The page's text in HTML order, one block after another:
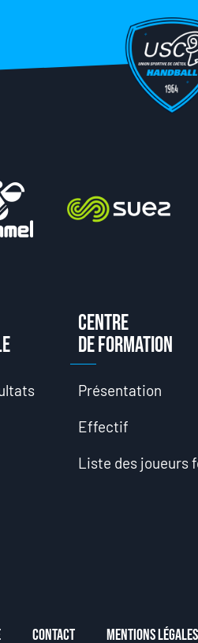
Centre
de formation
Présentation
Effectif
Liste des joueurs
Contact Mentions Légales